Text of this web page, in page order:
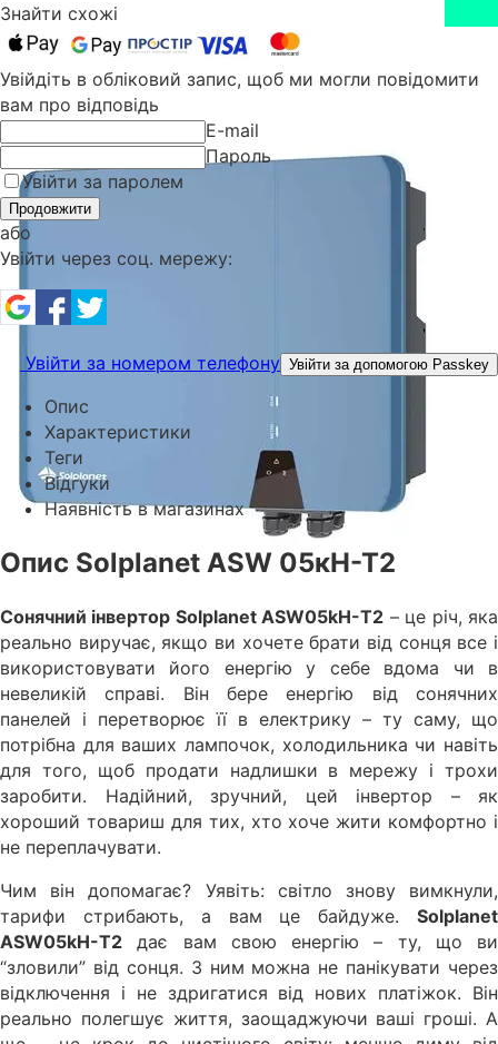
Знайти схожі
Увійдіть в обліковий запис, щоб ми могли повідомити
вам про відповідь
E-mail
Пароль
Увійти за паролем
Продовжити
або
Увійти через соц. мережу:
Увійти за номером телефону Увійти за допомогою Passkey
Опис
Характеристики
Теги
Відгуки
Наявність в магазинах
Опис Solplanet ASW 05кН-Т2
Сонячний інвертор Solplanet ASW05kH-T2 – це річ, яка
реально виручає, якщо ви хочете брати від сонця все і
використовувати його енергію у себе вдома чи в
невеликій справі. Він бере енергію від сонячних
панелей і перетворює її в електрику – ту саму, що
потрібна для ваших лампочок, холодильника чи навіть
для того, щоб продати надлишки в мережу і трохи
заробити. Надійний, зручний, цей інвертор – як
хороший товариш для тих, хто хоче жити комфортно і
не переплачувати.
Чим він допомагає? Уявіть: світло знову вимкнули,
тарифи стрибають, а вам це байдуже. Solplanet
ASW05kH-T2 дає вам свою енергію – ту, що ви
“зловили” від сонця. З ним можна не панікувати через
відключення і не здригатися від нових платіжок. Він
реально полегшує життя, заощаджуючи ваші гроші. А